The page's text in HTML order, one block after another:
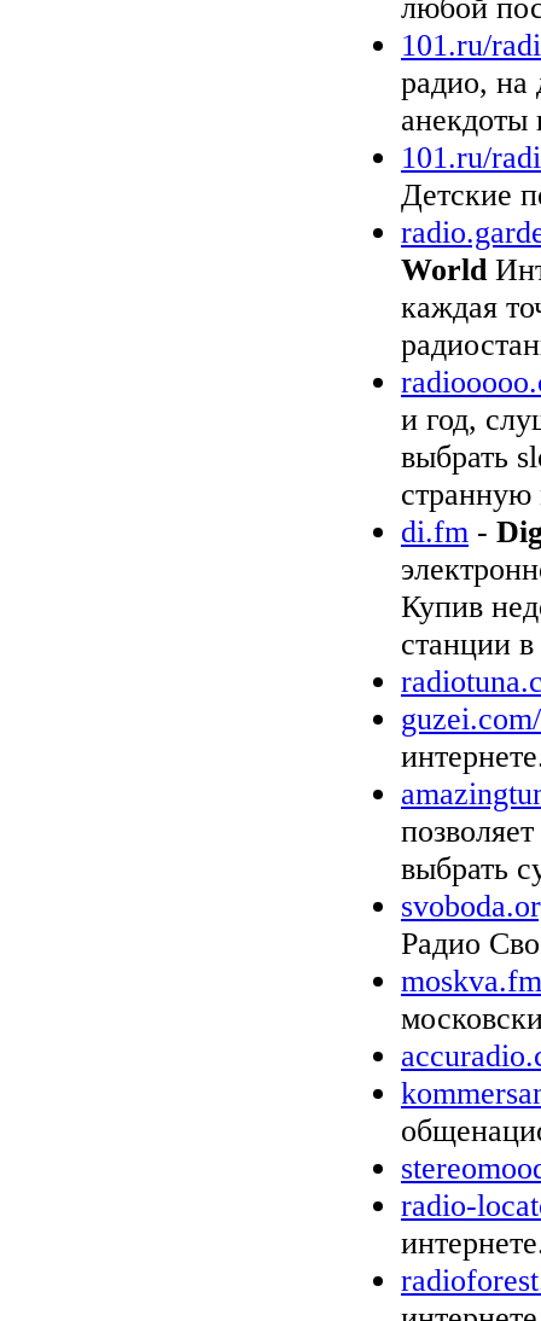
101.ru/
радио, на
анекдоты
101.ru/
Детские
World
каждая
и год,
выбрать
di.fm -
Купив
станции
выбрать
Радио
moskva.fm
radio-